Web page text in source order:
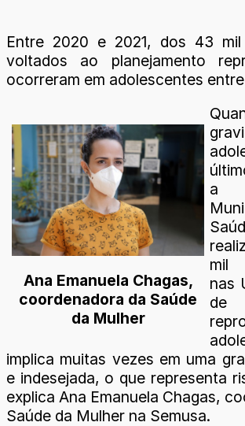
Entre 2020 e 2021, dos 43 mil
voltados ao planejamento
ocorreram em adolescentes entre
Ana Emanuela Chagas,
coordenadora da Saúde
da Mulher
a
mil
nas
de
implica muitas vezes em uma
e indesejada, o que representa
explica Ana Emanuela Chagas,
Saúde da Mulher na Semusa.